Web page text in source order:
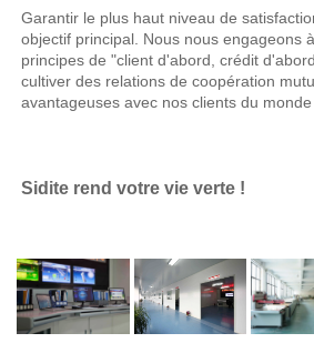
Garantir le plus haut niveau de
objectif principal. Nous nous engageons
principes de "client d'abord, crédit
cultiver des relations de coopération
avantageuses avec nos clients du monde
Sidite rend votre vie verte !